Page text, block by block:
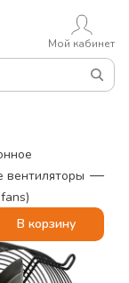
Мой кабинет
вентиляторы —
В корзину